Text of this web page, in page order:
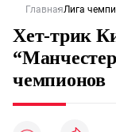
ГлавнаяЛига
Хет-трик
чемпионов